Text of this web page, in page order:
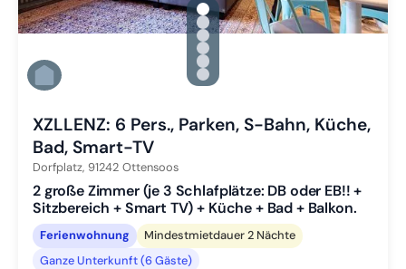
gallery.slide_selector
Zu Slide 1 wechseln
Zu Slide 2 wechseln
Zu Slide 3 wechseln
Zu Slide 4 wechseln
Zu Slide 5 wechseln
Zu Slide 6 wechseln
XZLLENZ: 6 Pers., Parken, S-Bahn, Küche,
Bad, Smart-TV
Dorfplatz, 91242 Ottensoos
2 große Zimmer (je 3 Schlafplätze: DB oder EB!! +
Sitzbereich + Smart TV) + Küche + Bad + Balkon.
Ferienwohnung
Mindestmietdauer 2 Nächte
Ganze Unterkunft (6 Gäste)